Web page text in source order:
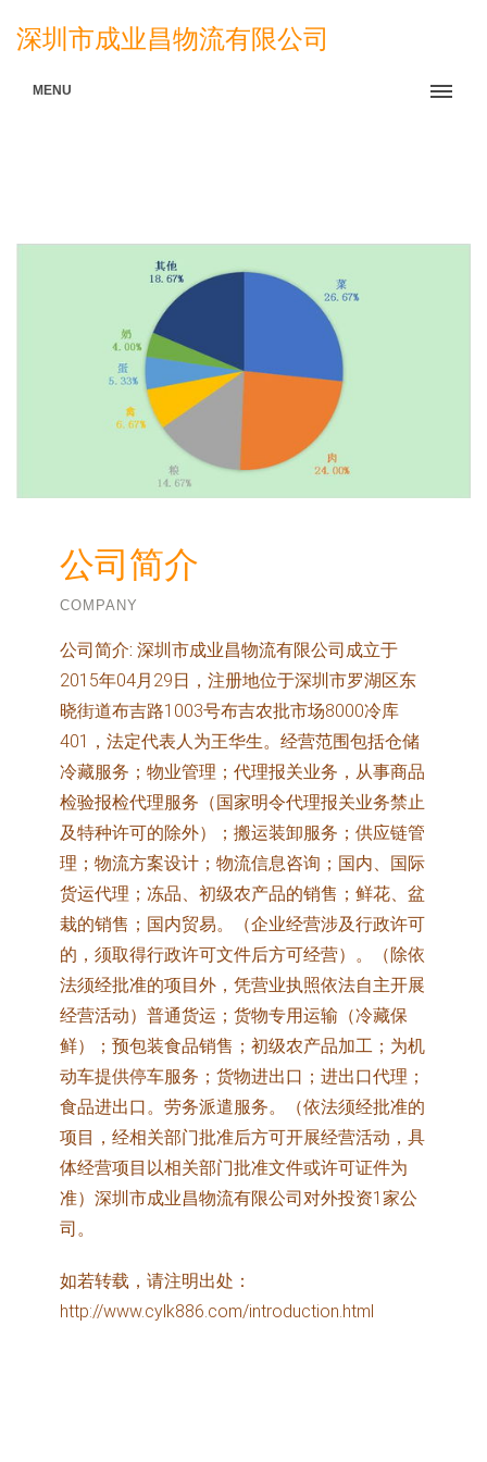
深圳市成业昌物流有限公司
MENU
公司简介
COMPANY
公司简介: 深圳市成业昌物流有限公司成立于
2015年04月29日，注册地位于深圳市罗湖区东
晓街道布吉路1003号布吉农批市场8000冷库
401，法定代表人为王华生。经营范围包括仓储
冷藏服务；物业管理；代理报关业务，从事商品
检验报检代理服务（国家明令代理报关业务禁止
及特种许可的除外）；搬运装卸服务；供应链管
理；物流方案设计；物流信息咨询；国内、国际
货运代理；冻品、初级农产品的销售；鲜花、盆
栽的销售；国内贸易。（企业经营涉及行政许可
的，须取得行政许可文件后方可经营）。（除依
法须经批准的项目外，凭营业执照依法自主开展
经营活动）普通货运；货物专用运输（冷藏保
鲜）；预包装食品销售；初级农产品加工；为机
动车提供停车服务；货物进出口；进出口代理；
食品进出口。劳务派遣服务。（依法须经批准的
项目，经相关部门批准后方可开展经营活动，具
体经营项目以相关部门批准文件或许可证件为
准）深圳市成业昌物流有限公司对外投资1家公
司。
如若转载，请注明出处：
http://www.cylk886.com/introduction.html